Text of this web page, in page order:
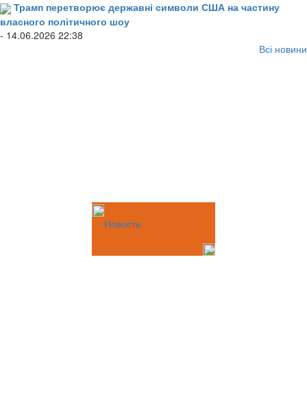
Трамп перетворює державні символи США на частину
власного політичного шоу
- 14.06.2026 22:38
Всі новини
Новости